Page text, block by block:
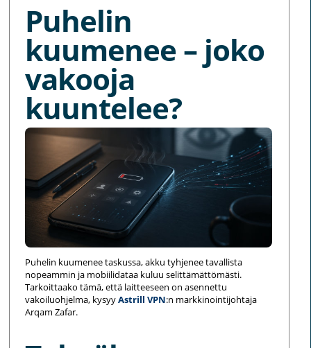
Puhelin
kuumenee – joko
vakooja
kuuntelee?
Puhelin kuumenee taskussa, akku tyhjenee tavallista
nopeammin ja mobiilidataa kuluu selittämättömästi.
Tarkoittaako tämä, että laitteeseen on asennettu
vakoiluohjelma, kysyyAstrill VPN:n markkinointijohtaja
Arqam Zafar.